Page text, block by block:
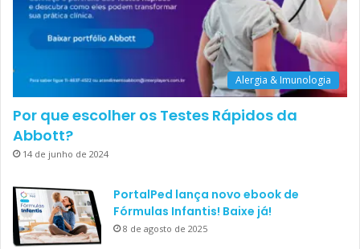
Alergia & Imunologia
Por que escolher os Testes Rápidos da
Abbott?
14 de junho de 2024
PortalPed lança novo ebook de
Fórmulas Infantis! Baixe já!
8 de agosto de 2025